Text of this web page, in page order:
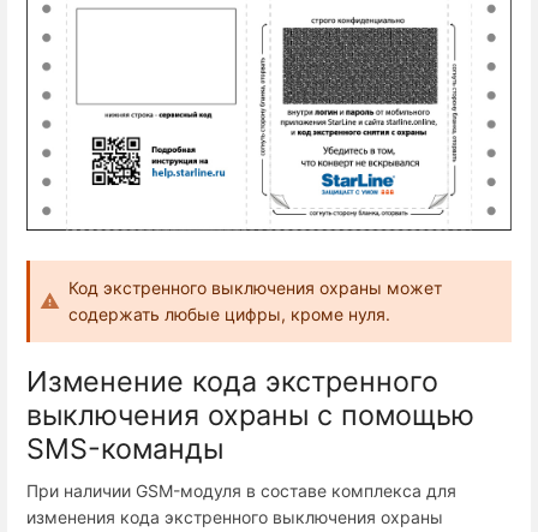
Код экстренного выключения охраны может
содержать любые цифры, кроме нуля.
Изменение кода экстренного
выключения охраны с помощью
SMS-команды
При наличии GSM-модуля в составе комплекса для
изменения кода экстренного выключения охраны